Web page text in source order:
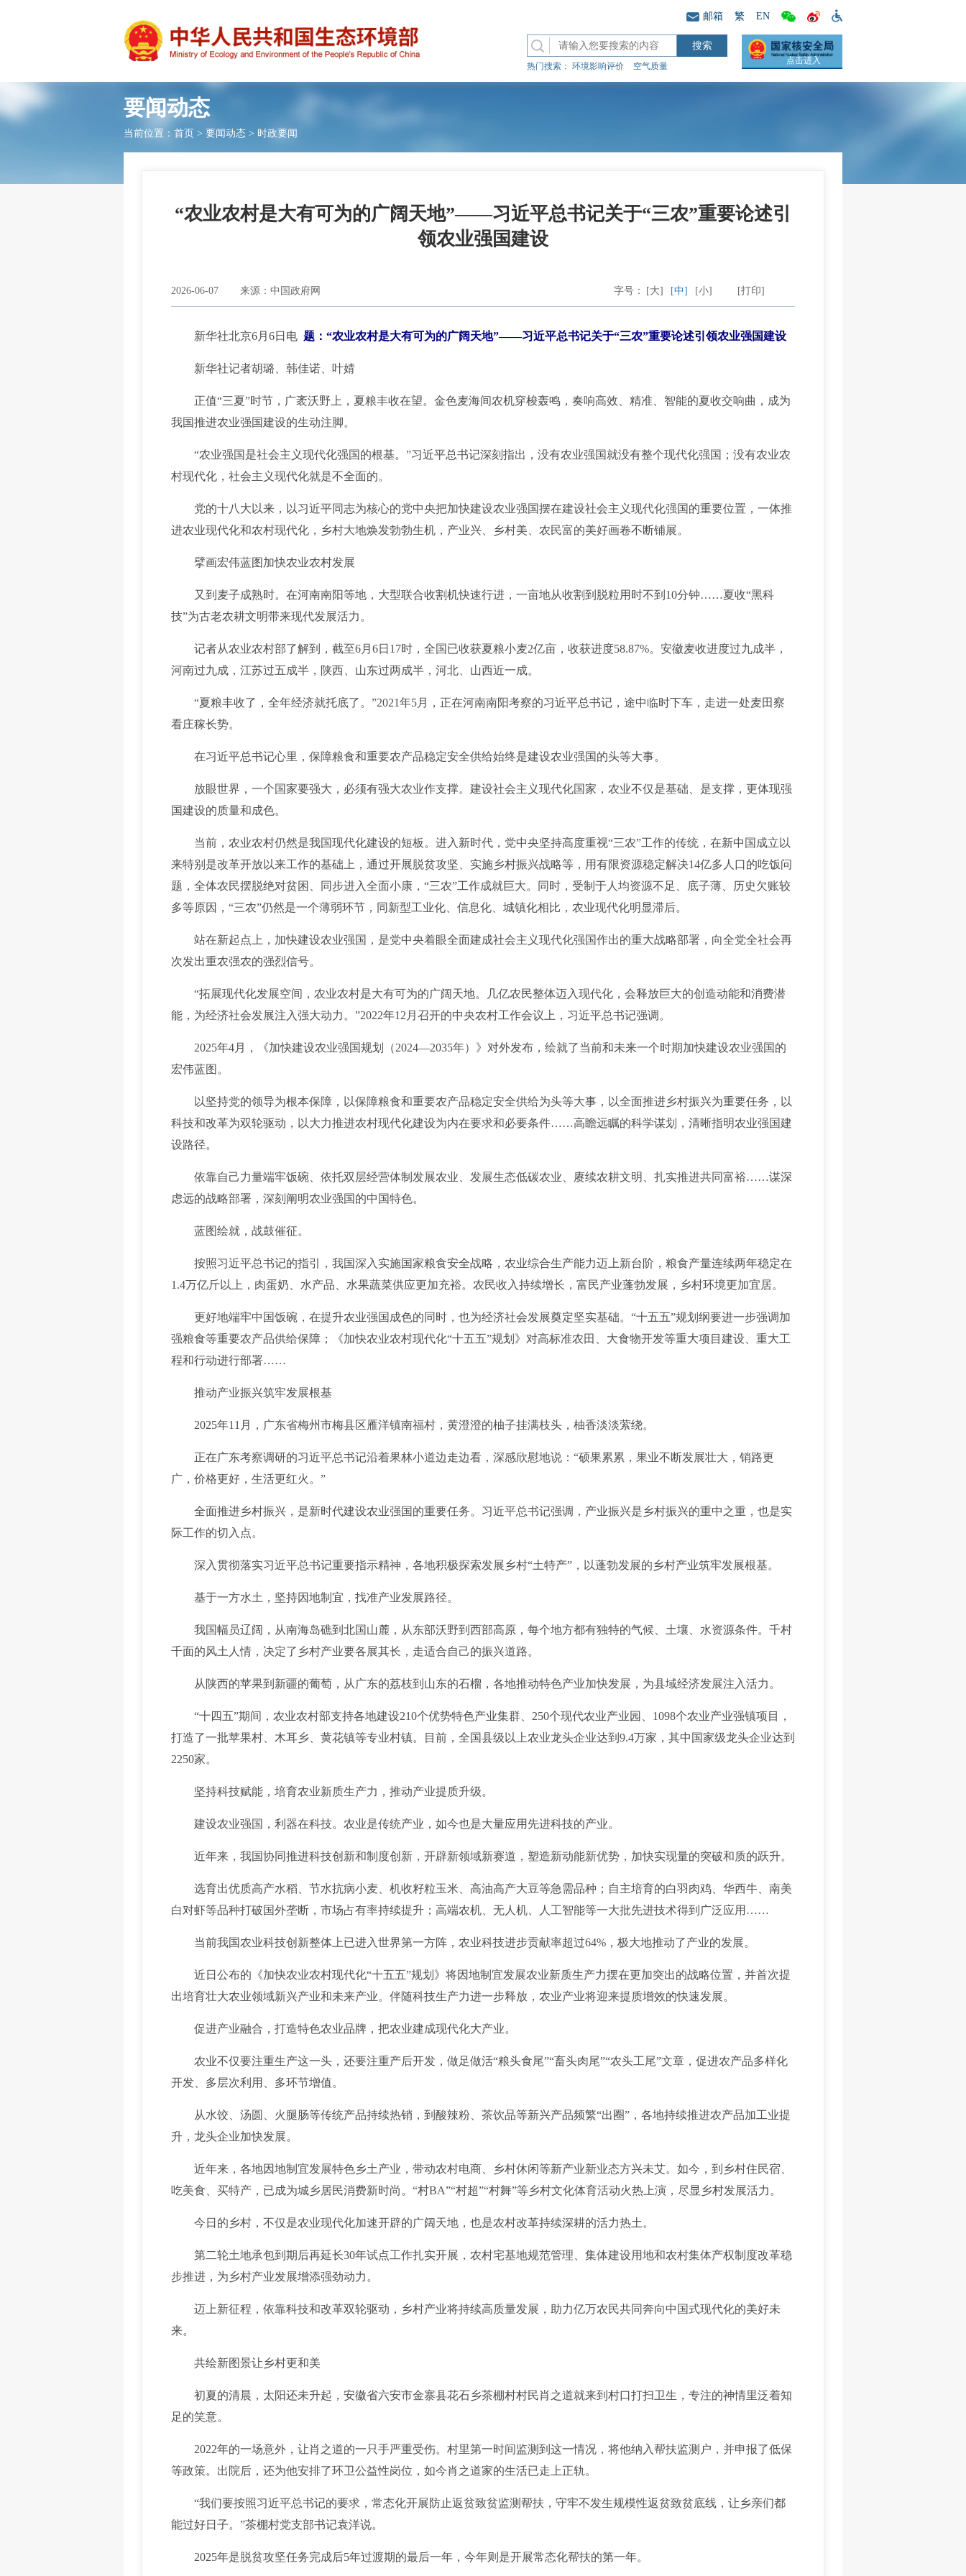
邮箱 繁 EN
热门搜索： 环境影响评价 空气质量
点击进入
要闻动态
当前位置： 首页 > 要闻动态 > 时政要闻
“农业农村是大有可为的广阔天地”——习近平总书记关于“三农”重要论述引
领农业强国建设
2026-06-07 来源：中国政府网 [打印]
字号： [大] [中] [小]
新华社北京6月6日电 题：“农业农村是大有可为的广阔天地”——习近平总书记关于“三农”重要论述引领农业强国建设
新华社记者胡璐、韩佳诺、叶婧
正值“三夏”时节，广袤沃野上，夏粮丰收在望。金色麦海间农机穿梭轰鸣，奏响高效、精准、智能的夏收交响曲，成为
我国推进农业强国建设的生动注脚。
“农业强国是社会主义现代化强国的根基。”习近平总书记深刻指出，没有农业强国就没有整个现代化强国；没有农业农
村现代化，社会主义现代化就是不全面的。
党的十八大以来，以习近平同志为核心的党中央把加快建设农业强国摆在建设社会主义现代化强国的重要位置，一体推
进农业现代化和农村现代化，乡村大地焕发勃勃生机，产业兴、乡村美、农民富的美好画卷不断铺展。
擘画宏伟蓝图加快农业农村发展
又到麦子成熟时。在河南南阳等地，大型联合收割机快速行进，一亩地从收割到脱粒用时不到10分钟……夏收“黑科
技”为古老农耕文明带来现代发展活力。
记者从农业农村部了解到，截至6月6日17时，全国已收获夏粮小麦2亿亩，收获进度58.87%。安徽麦收进度过九成半，
河南过九成，江苏过五成半，陕西、山东过两成半，河北、山西近一成。
“夏粮丰收了，全年经济就托底了。”2021年5月，正在河南南阳考察的习近平总书记，途中临时下车，走进一处麦田察
看庄稼长势。
在习近平总书记心里，保障粮食和重要农产品稳定安全供给始终是建设农业强国的头等大事。
放眼世界，一个国家要强大，必须有强大农业作支撑。建设社会主义现代化国家，农业不仅是基础、是支撑，更体现强
国建设的质量和成色。
当前，农业农村仍然是我国现代化建设的短板。进入新时代，党中央坚持高度重视“三农”工作的传统，在新中国成立以
来特别是改革开放以来工作的基础上，通过开展脱贫攻坚、实施乡村振兴战略等，用有限资源稳定解决14亿多人口的吃饭问
题，全体农民摆脱绝对贫困、同步进入全面小康，“三农”工作成就巨大。同时，受制于人均资源不足、底子薄、历史欠账较
多等原因，“三农”仍然是一个薄弱环节，同新型工业化、信息化、城镇化相比，农业现代化明显滞后。
站在新起点上，加快建设农业强国，是党中央着眼全面建成社会主义现代化强国作出的重大战略部署，向全党全社会再
次发出重农强农的强烈信号。
“拓展现代化发展空间，农业农村是大有可为的广阔天地。几亿农民整体迈入现代化，会释放巨大的创造动能和消费潜
能，为经济社会发展注入强大动力。”2022年12月召开的中央农村工作会议上，习近平总书记强调。
2025年4月，《加快建设农业强国规划（2024—2035年）》对外发布，绘就了当前和未来一个时期加快建设农业强国的
宏伟蓝图。
以坚持党的领导为根本保障，以保障粮食和重要农产品稳定安全供给为头等大事，以全面推进乡村振兴为重要任务，以
科技和改革为双轮驱动，以大力推进农村现代化建设为内在要求和必要条件……高瞻远瞩的科学谋划，清晰指明农业强国建
设路径。
依靠自己力量端牢饭碗、依托双层经营体制发展农业、发展生态低碳农业、赓续农耕文明、扎实推进共同富裕……谋深
虑远的战略部署，深刻阐明农业强国的中国特色。
蓝图绘就，战鼓催征。
按照习近平总书记的指引，我国深入实施国家粮食安全战略，农业综合生产能力迈上新台阶，粮食产量连续两年稳定在
1.4万亿斤以上，肉蛋奶、水产品、水果蔬菜供应更加充裕。农民收入持续增长，富民产业蓬勃发展，乡村环境更加宜居。
更好地端牢中国饭碗，在提升农业强国成色的同时，也为经济社会发展奠定坚实基础。“十五五”规划纲要进一步强调加
强粮食等重要农产品供给保障；《加快农业农村现代化“十五五”规划》对高标准农田、大食物开发等重大项目建设、重大工
程和行动进行部署……
推动产业振兴筑牢发展根基
2025年11月，广东省梅州市梅县区雁洋镇南福村，黄澄澄的柚子挂满枝头，柚香淡淡萦绕。
正在广东考察调研的习近平总书记沿着果林小道边走边看，深感欣慰地说：“硕果累累，果业不断发展壮大，销路更
广，价格更好，生活更红火。”
全面推进乡村振兴，是新时代建设农业强国的重要任务。习近平总书记强调，产业振兴是乡村振兴的重中之重，也是实
际工作的切入点。
深入贯彻落实习近平总书记重要指示精神，各地积极探索发展乡村“土特产”，以蓬勃发展的乡村产业筑牢发展根基。
基于一方水土，坚持因地制宜，找准产业发展路径。
我国幅员辽阔，从南海岛礁到北国山麓，从东部沃野到西部高原，每个地方都有独特的气候、土壤、水资源条件。千村
千面的风土人情，决定了乡村产业要各展其长，走适合自己的振兴道路。
从陕西的苹果到新疆的葡萄，从广东的荔枝到山东的石榴，各地推动特色产业加快发展，为县域经济发展注入活力。
“十四五”期间，农业农村部支持各地建设210个优势特色产业集群、250个现代农业产业园、1098个农业产业强镇项目，
打造了一批苹果村、木耳乡、黄花镇等专业村镇。目前，全国县级以上农业龙头企业达到9.4万家，其中国家级龙头企业达到
2250家。
坚持科技赋能，培育农业新质生产力，推动产业提质升级。
建设农业强国，利器在科技。农业是传统产业，如今也是大量应用先进科技的产业。
近年来，我国协同推进科技创新和制度创新，开辟新领域新赛道，塑造新动能新优势，加快实现量的突破和质的跃升。
选育出优质高产水稻、节水抗病小麦、机收籽粒玉米、高油高产大豆等急需品种；自主培育的白羽肉鸡、华西牛、南美
白对虾等品种打破国外垄断，市场占有率持续提升；高端农机、无人机、人工智能等一大批先进技术得到广泛应用……
当前我国农业科技创新整体上已进入世界第一方阵，农业科技进步贡献率超过64%，极大地推动了产业的发展。
近日公布的《加快农业农村现代化“十五五”规划》将因地制宜发展农业新质生产力摆在更加突出的战略位置，并首次提
出培育壮大农业领域新兴产业和未来产业。伴随科技生产力进一步释放，农业产业将迎来提质增效的快速发展。
促进产业融合，打造特色农业品牌，把农业建成现代化大产业。
农业不仅要注重生产这一头，还要注重产后开发，做足做活“粮头食尾”“畜头肉尾”“农头工尾”文章，促进农产品多样化
开发、多层次利用、多环节增值。
从水饺、汤圆、火腿肠等传统产品持续热销，到酸辣粉、茶饮品等新兴产品频繁“出圈”，各地持续推进农产品加工业提
升，龙头企业加快发展。
近年来，各地因地制宜发展特色乡土产业，带动农村电商、乡村休闲等新产业新业态方兴未艾。如今，到乡村住民宿、
吃美食、买特产，已成为城乡居民消费新时尚。“村BA”“村超”“村舞”等乡村文化体育活动火热上演，尽显乡村发展活力。
今日的乡村，不仅是农业现代化加速开辟的广阔天地，也是农村改革持续深耕的活力热土。
第二轮土地承包到期后再延长30年试点工作扎实开展，农村宅基地规范管理、集体建设用地和农村集体产权制度改革稳
步推进，为乡村产业发展增添强劲动力。
迈上新征程，依靠科技和改革双轮驱动，乡村产业将持续高质量发展，助力亿万农民共同奔向中国式现代化的美好未
来。
共绘新图景让乡村更和美
初夏的清晨，太阳还未升起，安徽省六安市金寨县花石乡茶棚村村民肖之道就来到村口打扫卫生，专注的神情里泛着知
足的笑意。
2022年的一场意外，让肖之道的一只手严重受伤。村里第一时间监测到这一情况，将他纳入帮扶监测户，并申报了低保
等政策。出院后，还为他安排了环卫公益性岗位，如今肖之道家的生活已走上正轨。
“我们要按照习近平总书记的要求，常态化开展防止返贫致贫监测帮扶，守牢不发生规模性返贫致贫底线，让乡亲们都
能过好日子。”茶棚村党支部书记袁洋说。
2025年是脱贫攻坚任务完成后5年过渡期的最后一年，今年则是开展常态化帮扶的第一年。